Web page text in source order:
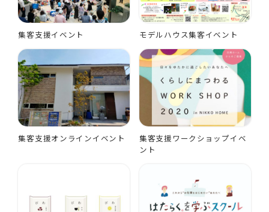
集客支援イベント モデルハウス集客イベント
集客支援オンラインイベント
集客支援ワークショップイベ
ント